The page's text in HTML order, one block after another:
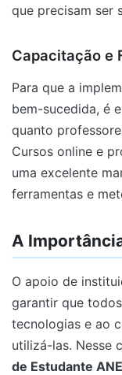
que precisam ser
Capacitação e
Para que a
bem-sucedida, é
quanto
Cursos online e
uma excelente
ferramentas e
A
O apoio de
garantir que
tecnologias e ao
utilizá-las. Nesse
de Estudante